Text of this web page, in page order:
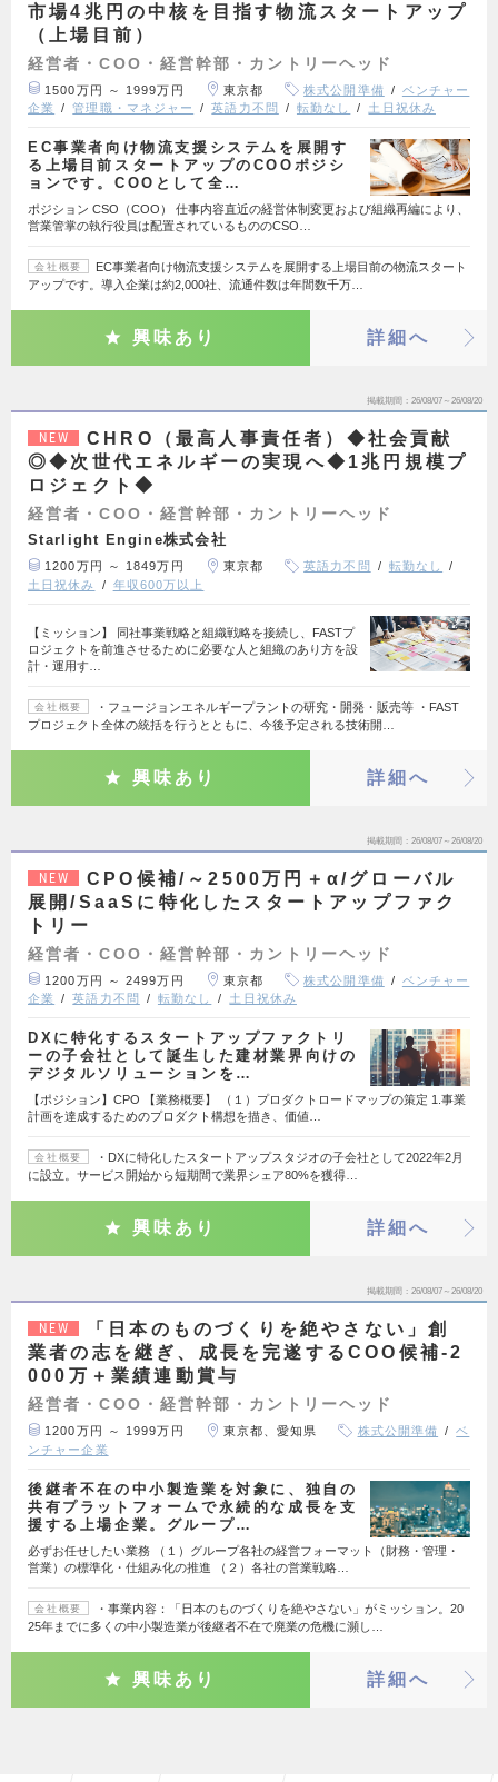
市場4兆円の中核を目指す物流スタートアップ
（上場目前）
経営者・COO・経営幹部・カントリーヘッド
1500万円 ～ 1999万円 東京都 株式公開準備
ベンチャー
企業
管理職・マネジャー 英語力不問 転勤なし 土日祝休み
EC事業者向け物流支援システムを展開す
る上場目前スタートアップのCOOポジシ
ョンです。COOとして全…
ポジション CSO（COO） 仕事内容直近の経営体制変更および組織再編により、
営業管掌の執行役員は配置されているもののCSO…
会社概要
EC事業者向け物流支援システムを展開する上場目前の物流スタート
アップです。導入企業は約2,000社、流通件数は年間数千万…
興味あり 詳細へ
掲載期間 26/08/07～26/08/20
NEW
CHRO（最高人事責任者）◆社会貢献
◎◆次世代エネルギーの実現へ◆1兆円規模プ
ロジェクト◆
経営者・COO・経営幹部・カントリーヘッド
Starlight Engine株式会社
1200万円 ～ 1849万円 東京都 英語力不問
転勤なし
土日祝休み
年収600万以上
【ミッション】 同社事業戦略と組織戦略を接続し、FASTプ
ロジェクトを前進させるために必要な人と組織のあり方を設
計・運用す…
会社概要
・フュージョンエネルギープラントの研究・開発・販売等 ・FAST
プロジェクト全体の統括を行うとともに、今後予定される技術開…
興味あり 詳細へ
掲載期間 26/08/07～26/08/20
NEW
CPO候補/～2500万円＋α/グローバル
展開/SaaSに特化したスタートアップファク
トリー
経営者・COO・経営幹部・カントリーヘッド
1200万円 ～ 2499万円 東京都 株式公開準備
ベンチャー
企業
英語力不問 転勤なし 土日祝休み
DXに特化するスタートアップファクトリ
ーの子会社として誕生した建材業界向けの
デジタルソリューションを…
【ポジション】CPO 【業務概要】 （１）プロダクトロードマップの策定 1.事業
計画を達成するためのプロダクト構想を描き、価値…
会社概要
・DXに特化したスタートアップスタジオの子会社として2022年2月
に設立。サービス開始から短期間で業界シェア80%を獲得…
興味あり 詳細へ
掲載期間 26/08/07～26/08/20
NEW
「日本のものづくりを絶やさない」創
業者の志を継ぎ、成長を完遂するCOO候補-2
000万＋業績連動賞与
経営者・COO・経営幹部・カントリーヘッド
1200万円 ～ 1999万円 東京都、愛知県 株式公開準備
ベ
ンチャー企業
後継者不在の中小製造業を対象に、独自の
共有プラットフォームで永続的な成長を支
援する上場企業。グループ…
必ずお任せしたい業務 （１）グループ各社の経営フォーマット（財務・管理・
営業）の標準化・仕組み化の推進 （２）各社の営業戦略…
会社概要
・事業内容：「日本のものづくりを絶やさない」がミッション。20
25年までに多くの中小製造業が後継者不在で廃業の危機に瀕し…
興味あり 詳細へ